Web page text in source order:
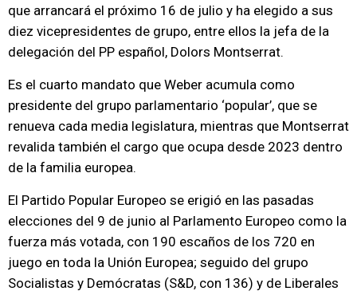
que arrancará el próximo 16 de julio y ha elegido a sus
diez vicepresidentes de grupo, entre ellos la jefa de la
delegación del PP español, Dolors Montserrat.
Es el cuarto mandato que Weber acumula como
presidente del grupo parlamentario ‘popular’, que se
renueva cada media legislatura, mientras que Montserrat
revalida también el cargo que ocupa desde 2023 dentro
de la familia europea.
El Partido Popular Europeo se erigió en las pasadas
elecciones del 9 de junio al Parlamento Europeo como la
fuerza más votada, con 190 escaños de los 720 en
juego en toda la Unión Europea; seguido del grupo
Socialistas y Demócratas (S&D, con 136) y de Liberales